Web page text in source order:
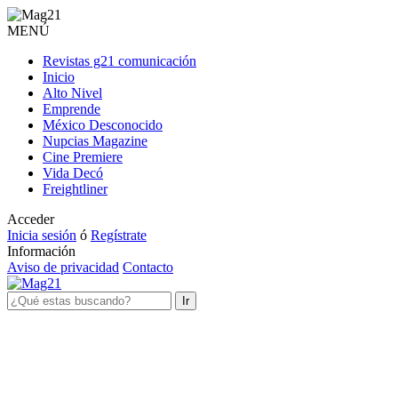
MENÚ
Revistas g21 comunicación
Inicio
Alto Nivel
Emprende
México Desconocido
Nupcias Magazine
Cine Premiere
Vida Decó
Freightliner
Acceder
Inicia sesión ó Regístrate
Información
Aviso de privacidad Contacto
Ir